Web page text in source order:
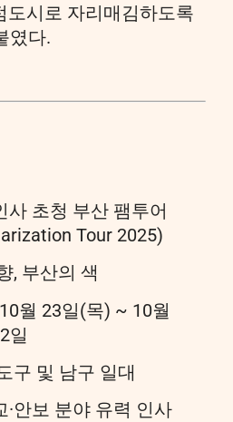
도시로 자리매김하도록
였다.
사 초청 부산 팸투어
Tour 2025)
, 부산의 색
월 23일(목) ~ 10월
일
구 및 남구 일대
·안보 분야 유력 인사